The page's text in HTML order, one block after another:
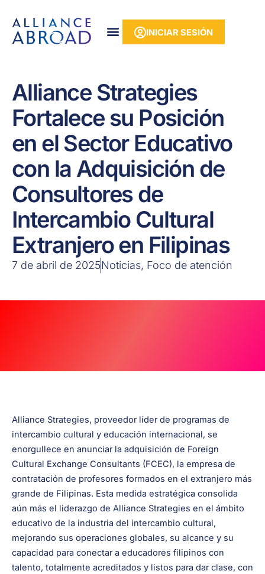
contenido
INICIAR SESIÓN
Alliance Strategies
Fortalece su Posición
en el Sector Educativo
con la Adquisición de
Consultores de
Intercambio Cultural
Extranjero en Filipinas
7 de abril de 2025Noticias, Foco de atención
Alliance Strategies, proveedor líder de programas de
intercambio cultural y educación internacional, se
enorgullece en anunciar la adquisición de Foreign
Cultural Exchange Consultants (FCEC), la empresa de
contratación de profesores formados en el extranjero más
grande de Filipinas. Esta medida estratégica consolida
aún más el liderazgo de Alliance Strategies en el ámbito
educativo de la industria del intercambio cultural,
mejorando sus operaciones globales, su alcance y su
capacidad para conectar a educadores filipinos con
talento, totalmente acreditados y listos para dar clase, con